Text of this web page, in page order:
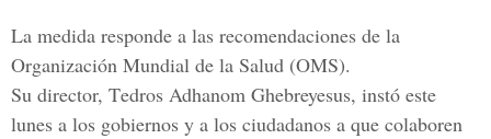
La medida responde a las recomendaciones de la
Organización Mundial de la Salud (OMS).
Su director, Tedros Adhanom Ghebreyesus, instó este
lunes a los gobiernos y a los ciudadanos a que colaboren